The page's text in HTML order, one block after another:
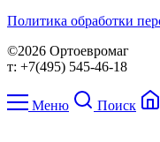
Политика обработки
©2026 Ортоевромаг
т: +7(495) 545-46-18
Меню Поиск